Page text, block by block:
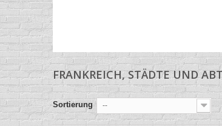
FRANKREICH, STÄDTE UND
Sortierung --